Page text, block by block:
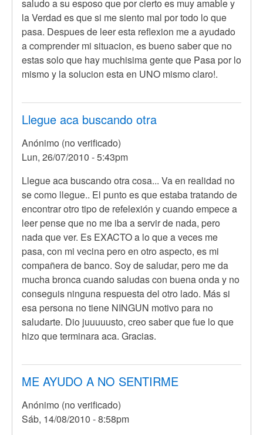
saludo a su esposo que por cierto es muy amable y
la Verdad es que si me siento mal por todo lo que
pasa. Despues de leer esta reflexion me a ayudado
a comprender mi situacion, es bueno saber que no
estas solo que hay muchisima gente que Pasa por lo
mismo y la solucion esta en UNO mismo claro!.
Llegue aca buscando otra
Anónimo (no verificado)
Lun, 26/07/2010 - 5:43pm
Llegue aca buscando otra cosa... Va en realidad no
se como llegue.. El punto es que estaba tratando de
encontrar otro tipo de refelexión y cuando empece a
leer pense que no me iba a servir de nada, pero
nada que ver. Es EXACTO a lo que a veces me
pasa, con mi vecina pero en otro aspecto, es mi
compañera de banco. Soy de saludar, pero me da
mucha bronca cuando saludas con buena onda y no
conseguis ninguna respuesta del otro lado. Más si
esa persona no tiene NINGUN motivo para no
saludarte. Dio juuuuusto, creo saber que fue lo que
hizo que terminara aca. Gracias.
ME AYUDO A NO SENTIRME
Anónimo (no verificado)
Sáb, 14/08/2010 - 8:58pm